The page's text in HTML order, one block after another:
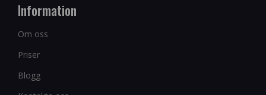
Information
Om oss
Priser
Blogg